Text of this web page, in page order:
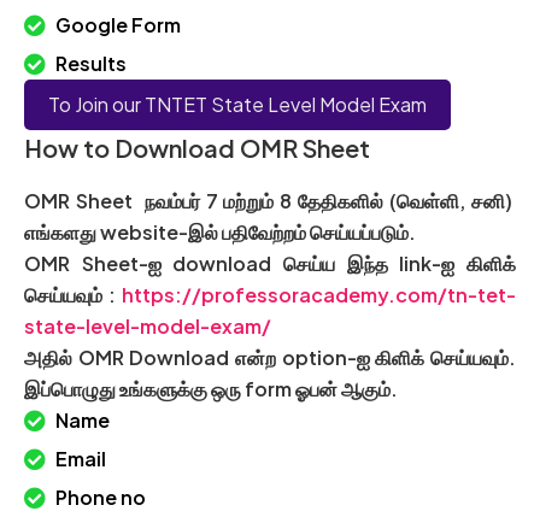
Google Form
Results
To Join our TNTET State Level Model Exam
How to Download OMR Sheet
OMR Sheet நவம்பர் 7 மற்றும் 8 தேதிகளில் (வெள்ளி, சனி)
எங்களது website-இல் பதிவேற்றம் செய்யப்படும்.
OMR Sheet-ஐ download செய்ய இந்த link-ஐ கிளிக்
செய்யவும் : https://professoracademy.com/tn-tet-
state-level-model-exam/
அதில் OMR Download என்ற option-ஐ கிளிக் செய்யவும்.
இப்பொழுது உங்களுக்கு ஒரு form ஓபன் ஆகும்.
Name
Email
Phone no